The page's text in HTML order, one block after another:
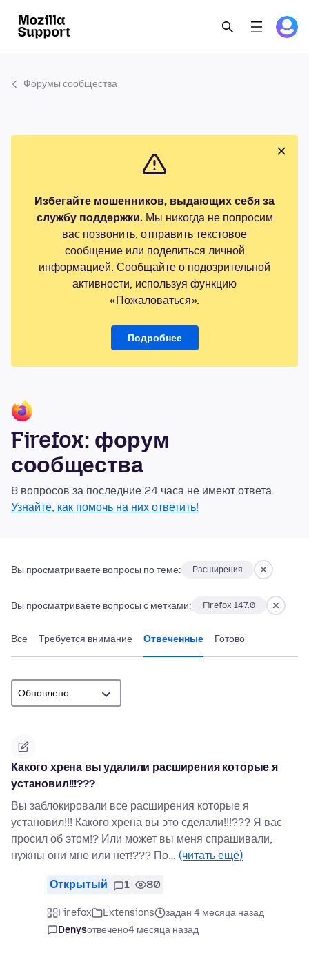
Форумы сообщества
Избегайте мошенников, выдающих себя за
службу поддержки.Мы никогда не попросим
вас позвонить, отправить текстовое
сообщение или поделиться личной
информацией. Сообщайте о подозрительной
активности, используя функцию
«Пожаловаться».
Подробнее
Firefox: форум
сообщества
8 вопросов за последние 24 часа не имеют ответа.
Узнайте, как помочь на них ответить!
Вы просматриваете вопросы по теме: Расширения
Вы просматриваете вопросы с метками: Firefox 147.0
Все Требуется внимание Отвеченные Готово
Какого хрена вы удалили расширения которые я
установил!!!???
Вы заблокировали все расширения которые я
установил!!! Какого хрена вы это сделали!!!??? Я вас
просил об этом!? Или может вы меня спрашивали,
нужны они мне или нет!??? По… (читать ещё)
Открытый 1 80
Firefox Extensions
задан 4 месяца назад
Denysотвечено4 месяца назад